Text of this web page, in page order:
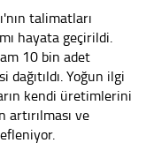
talimatları
hayata geçirildi.
10 bin adet
Yoğun ilgi
kendi üretimlerini
ve